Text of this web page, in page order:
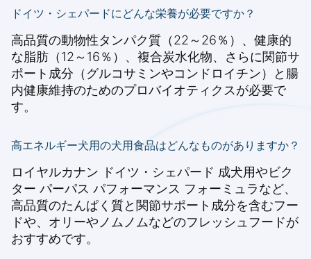
ドイツ・シェパードにどんな栄養が必要ですか？
高品質の動物性タンパク質（22～26％）、健康的
な脂肪（12～16％）、複合炭水化物、さらに関節サ
ポート成分（グルコサミンやコンドロイチン）と腸
内健康維持のためのプロバイオティクスが必要で
す。
高エネルギー犬用の犬用食品はどんなものがありますか？
ロイヤルカナン ドイツ・シェパード 成犬用やビク
ター パーパス パフォーマンス フォーミュラなど、
高品質のたんぱく質と関節サポート成分を含むフー
ドや、オリーやノムノムなどのフレッシュフードが
おすすめです。